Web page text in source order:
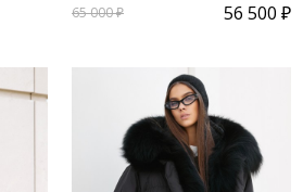
65 000 ₽
56 500 ₽